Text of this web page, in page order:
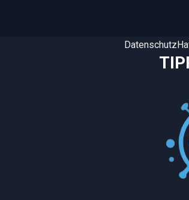
Datenschutz